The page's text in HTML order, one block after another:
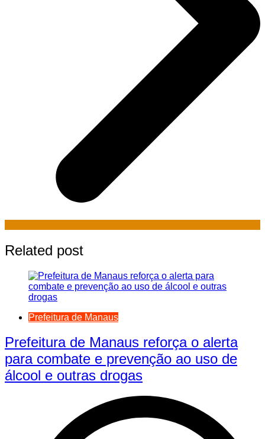
Related post
Prefeitura de Manaus
Prefeitura de Manaus reforça o alerta
para combate e prevenção ao uso de
álcool e outras drogas